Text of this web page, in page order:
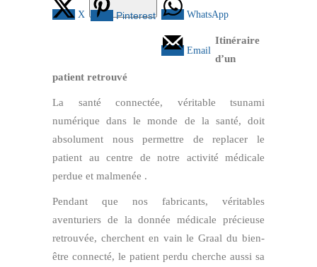
X Pinterest WhatsApp
Email
Itinéraire
d’un
patient retrouvé
La santé connectée, véritable tsunami
numérique dans le monde de la santé, doit
absolument nous permettre de replacer le
patient au centre de notre activité médicale
perdue et malmenée .
Pendant que nos fabricants, véritables
aventuriers de la donnée médicale précieuse
retrouvée, cherchent en vain le Graal du bien-
être connecté, le patient perdu cherche aussi sa